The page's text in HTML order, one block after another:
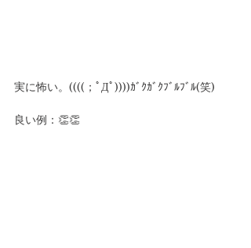
実に怖い。((((；ﾟДﾟ))))ｶﾞｸｶﾞｸﾌﾞﾙﾌﾞﾙ(笑)
良い例：👏👏